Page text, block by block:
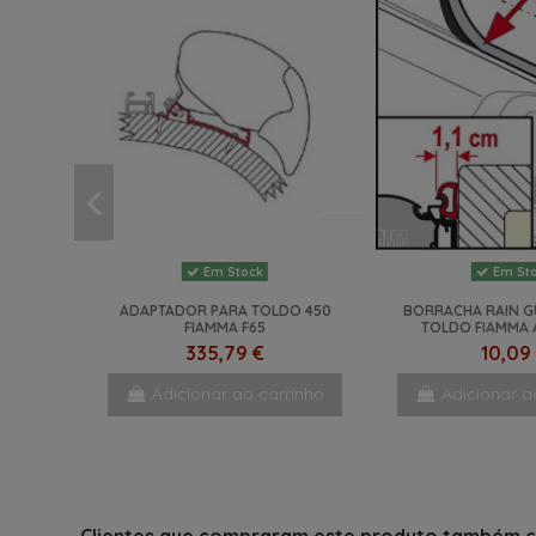
Em Stock
ADAPTADOR PARA TOLDO 450
FIAMMA F65
335,79 €
Adicionar ao carrinho
Em
BORRACHA RAIN
TOLDO FIAMMA
10,09
Adicionar